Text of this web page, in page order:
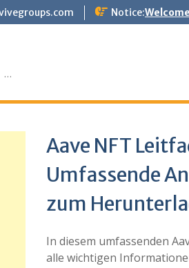
Notice:
…
Aave NFT
Umfassende
zum
In diesem umfassenden
alle wichtigen